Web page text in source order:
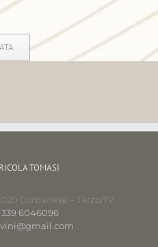
TOMASI
Corbanese – Tarzo/TV
339 6046096